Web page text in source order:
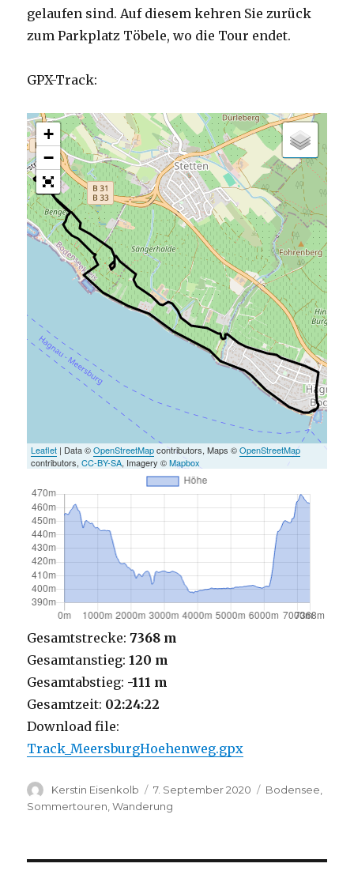
gelaufen sind. Auf diesem kehren Sie zurück
zum Parkplatz Töbele, wo die Tour endet.
GPX-Track:
+
−
Leaflet | Data ©OpenStreetMapcontributors, Maps ©OpenStreetMap
contributors,CC-BY-SA, Imagery ©Mapbox
Gesamtstrecke: 7368 m
Gesamtanstieg: 120 m
Gesamtabstieg: -111 m
Gesamtzeit: 02:24:22
Download file:
Track_MeersburgHoehenweg.gpx
Autor
Kerstin Eisenkolb
Veröffentlicht
am
7. September 2020 Kategorien
Bodensee
Sommertouren ,Wanderung